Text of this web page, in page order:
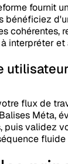
fournit
bénéficiez
cohérentes,
interpréter et
flux de
Méta,
puis validez